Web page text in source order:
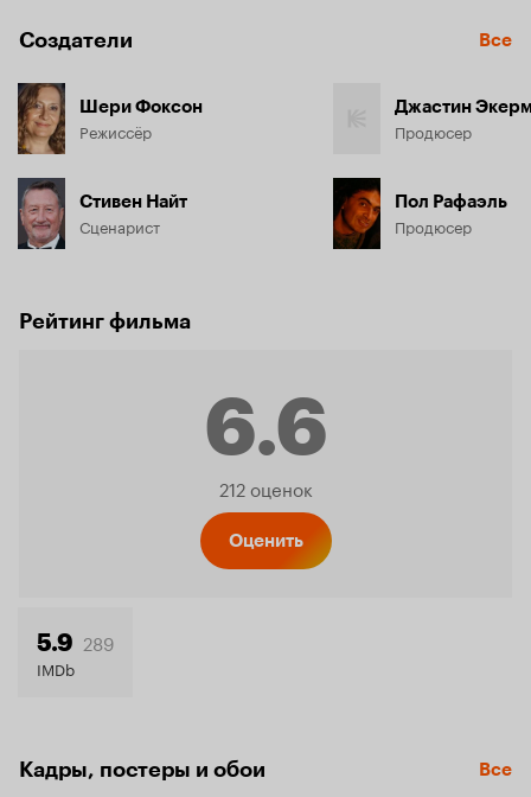
Создатели Все
Шери Фоксон
Режиссёр
Стивен Найт
Сценарист
Джастин
Продюсер
Пол Рафаэль
Продюсер
Рейтинг фильма
6.6
Рейтинг
212 оценок
Оценить
5.9 289
IMDb
Кадры, постеры и обои Все